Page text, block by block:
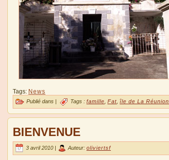
Tags: News
Publié dans | Tags : famille Fat île de La Réunion
BIENVENUE
3 avril 2010 | Auteur: oliviertsf